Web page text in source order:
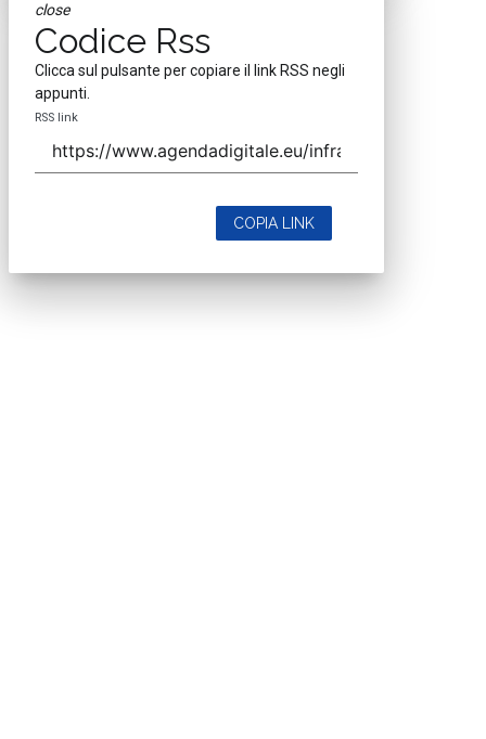
close
Codice Rss
Clicca sul pulsante per copiare il link RSS negli
appunti.
RSS link
COPIA LINK